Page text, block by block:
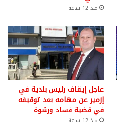
منذ 12 ساعة
عاجل إيقاف رئيس بلدية في
إزمير عن مهامه بعد توقيفه
في قضية فساد ورشوة
منذ 12 ساعة